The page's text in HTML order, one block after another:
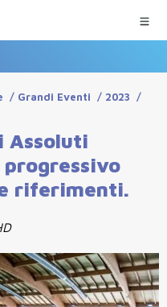
/ Grandi Eventi / 2023 /
Assoluti
riferimenti.